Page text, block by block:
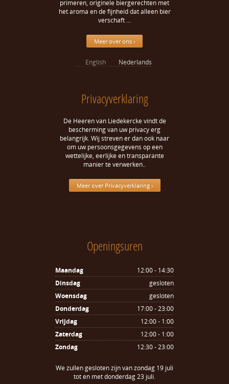
primeren, originele biergerechten met
het aroma en de fijnheid dat alleen bier
verschaft …
Meer over ons ›
English Nederlands
Privacyverklaring
De Heeren van Liedekercke vindt de
bescherming van uw privacy erg
belangrijk. Wij streven er dan ook naar
om uw persoonsgegevens op een
wettelijke, eerlijke en transparante
manier te verwerken..
Meer over Privacyverklaring ›
Openingsuren
Maandag
12:00 - 14:30
Dinsdag
gesloten
Woensdag
gesloten
Donderdag
17:00 - 23:00
Vrijdag
12:00 - 1:00
Zaterdag
12:00 - 1:00
Zondag
12:30 - 23:00
We zullen gesloten zijn van zondag 19 juli
tot en met donderdag 23 juli.